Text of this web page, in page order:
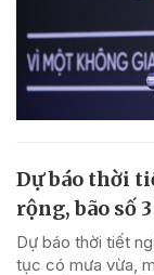
Dự báo thời
rộng, bão số
Dự báo thời tiết
tục có mưa vừa,